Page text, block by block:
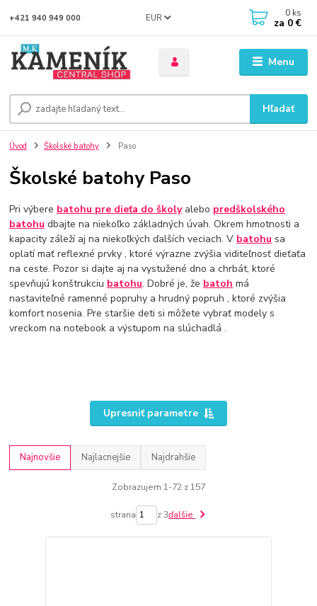
Menu
EUR
Hľadať
+421 940 949 000 0 ks
za 0 €
Úvod Školské batohy Paso
Školské batohy Paso
Pri výbere batohu pre dieťa do školyalebo predškolského
batohu dbajte na niekoľko základných úvah. Okrem hmotnosti a
kapacity záleží aj na niekoľkých ďalších veciach. V batohu sa
oplatí mať reflexné prvky , ktoré výrazne zvýšia viditeľnosť dieťaťa
na ceste. Pozor si dajte aj na vystužené dno a chrbát, ktoré
spevňujú konštrukciu batohu. Dobré je, že batoh má
nastaviteľné ramenné popruhy a hrudný popruh , ktoré zvýšia
komfort nosenia. Pre staršie deti si môžete vybrať modely s
vreckom na notebook a výstupom na slúchadlá .
Upresniť parametre
Najnovšie Najlacnejšie Najdrahšie
Zobrazujem 1-72 z 157
strana z 3ďalšie